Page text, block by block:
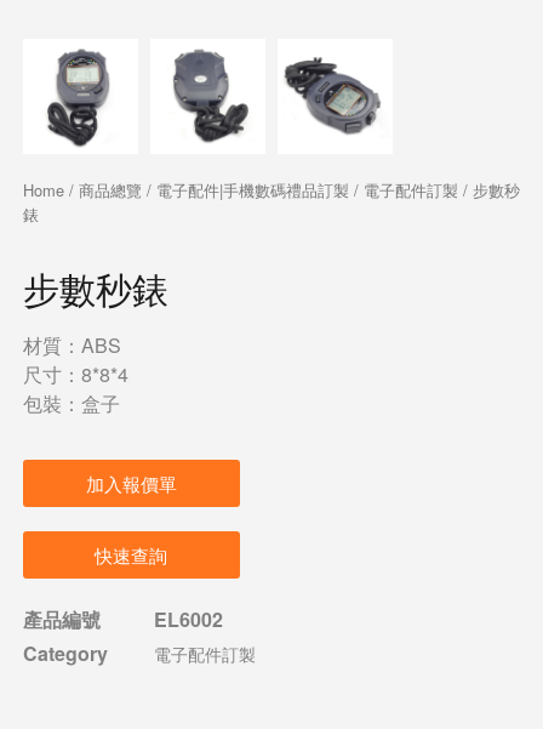
Home/ 商品總覽 / 電子配件|手機數碼禮品訂製 / 電子配件訂製 / 步數秒
錶
步數秒錶
材質：ABS
尺寸：8*8*4
包裝：盒子
加入報價單
快速查詢
產品編號
EL6002
Category
電子配件訂製